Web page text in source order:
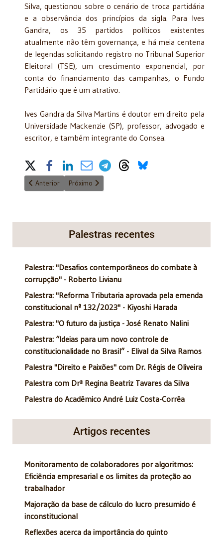
Silva, questionou sobre o cenário de troca partidária
e a observância dos princípios da sigla. Para Ives
Gandra, os 35 partidos políticos existentes
atualmente não têm governança, e há meia centena
de legendas solicitando registro no Tribunal Superior
Eleitoral (TSE), um crescimento exponencial, por
conta do financiamento das campanhas, o Fundo
Partidário que é um atrativo.
Ives Gandra da Silva Martins é doutor em direito pela
Universidade Mackenzie (SP), professor, advogado e
escritor, e também integrante do Consea.
Share on Social Media
Artigo anterior: Racionalidade jurídica à moda da casa
Anterior Próximo artigo: Brasil: o país do ‘ménage à trois’
Próximo
Palestras recentes
Palestra: "Desafios contemporâneos do combate à
corrupção" - Roberto Livianu
Palestra: "Reforma Tributaria aprovada pela emenda
constitucional nº 132/2023" - Kiyoshi Harada
Palestra: "O futuro da justiça - José Renato Nalini
Palestra: “Ideias para um novo controle de
constitucionalidade no Brasil” - Elival da Silva Ramos
Palestra "Direito e Paixões" com Dr. Régis de Oliveira
Palestra com Drª Regina Beatriz Tavares da Silva
Palestra do Acadêmico André Luiz Costa-Corrêa
Artigos recentes
Monitoramento de colaboradores por algoritmos:
Eficiência empresarial e os limites da proteção ao
trabalhador
Majoração da base de cálculo do lucro presumido é
inconstitucional
Reflexões acerca da importância do quinto